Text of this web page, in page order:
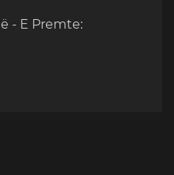
- E Premte: